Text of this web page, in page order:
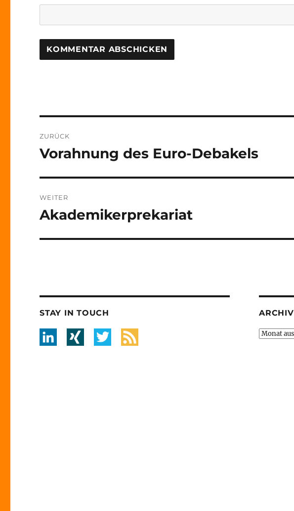
Navigation
ZURÜCK
Vorheriger
Vorahnung des Euro-Debakels
WEITER
Nächster
Akademikerprekariat
STAY IN TOUCH ARCHIV
Archiv